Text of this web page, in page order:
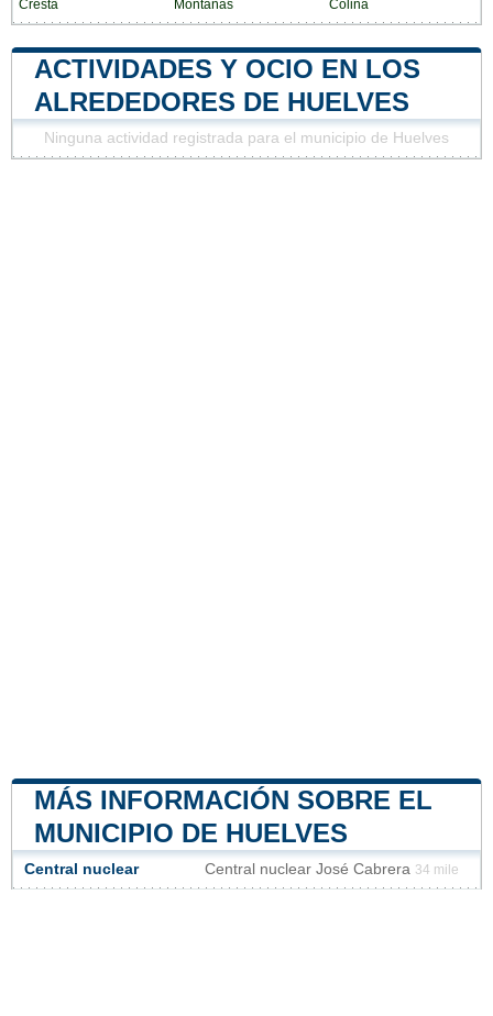
Cresta
Montañas
Colina
ACTIVIDADES Y OCIO EN LOS
ALREDEDORES DE HUELVES
Ninguna actividad registrada para el municipio de Huelves
MÁS INFORMACIÓN SOBRE EL
MUNICIPIO DE HUELVES
Central nuclear Central nuclear José Cabrera 34 mile